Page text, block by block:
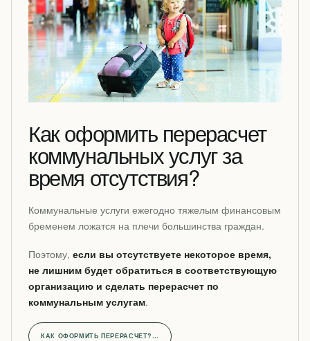
Как оформить перерасчет
коммунальных услуг за
время отсутствия?
Коммунальные услуги ежегодно тяжелым финансовым
бременем ложатся на плечи большинства граждан.
Поэтому, если вы отсутствуете некоторое время,
не лишним будет обратиться в соответствующую
организацию и сделать перерасчет по
коммунальным услугам.
КАК ОФОРМИТЬ ПЕРЕРАСЧЕТ?…